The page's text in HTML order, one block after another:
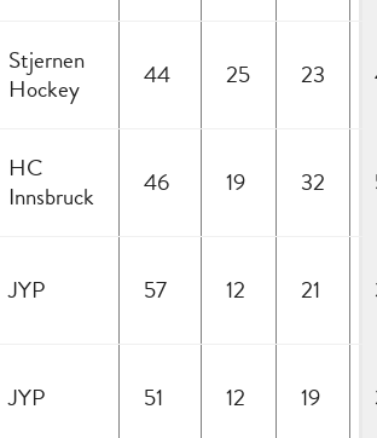
Stjernen
Hockey
44 25 23
HC
Innsbruck
46 19 32
JYP 57 12 21
JYP 51 12 19